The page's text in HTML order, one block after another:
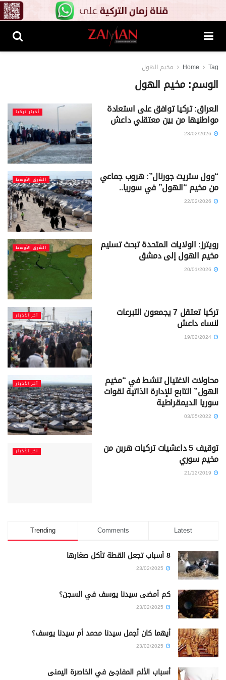
Home Tag مخيم الهول
الوسم:مخيم الهول
أخبار تركيا العراق: تركيا توافق على استعادة
مواطنيها من بين معتقلي داعش
الشرق الأوسط “وول ستريت جورنال”: هروب جماعي
من مخيم “الهول” في سوريا..
الشرق الأوسط رويترز: الولايات المتحدة تبحث تسليم
مخيم الهول إلى دمشق
آخر الأخبار تركيا تعتقل 7 يجمعون التبرعات
لنساء داعش
آخر الأخبار محاولات الاغتيال تنشط في “مخيم
الهول” التابع للإدارة الذاتية لقوات
سوريا الديمقراطية
آخر الأخبار توقيف 5 داعشيات تركيات هربن من
مخيم سوري
Trending Comments Latest
8 أسباب تجعل القطة تأكل صغارها
كم أمضى سيدنا يوسف في السجن؟
أيهما كان أجمل سيدنا محمد أم سيدنا يوسف؟
أسباب الألم المفاجئ في الخاصرة اليمنى